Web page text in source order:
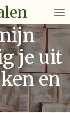
je uit
en